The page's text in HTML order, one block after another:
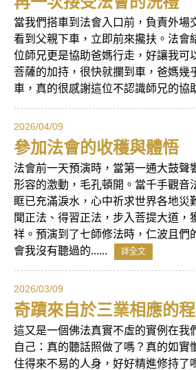
當我們搭車到法會入口前，負責外場
看到父親下車，立即前來攙扶。法會
位師兄更是協助爸媽行走，好讓我可
菩薩的加持，很快就攔到車，爸媽幾
車，真的很感謝這位不認識師兄的協
2026/04/09
參加法會的收穫與體悟
法會前一天預演時，當第一通大鼓聲
形容的激動，毛孔頓開。當千手觀音
眶已充滿淚水，心中祈求世界各地災
聞正法、得習正法，步入菩提大道，
祥。預演到了七師修法時，仁波且們
會我沒有聽過的......
詳全文
2026/03/09
奇蹟來自於三業相應的
這又是一個佛法真實不虛的實例在我
自己：真的聽話照做了嗎？真的如實
住得來不易的人身，好好精進修持了